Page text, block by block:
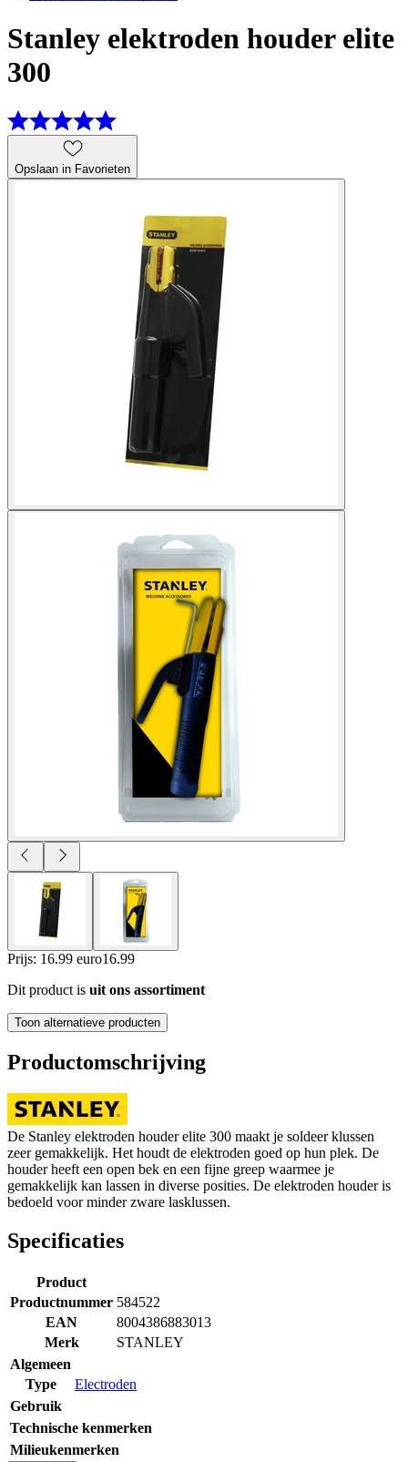
Stanley elektroden houder elite
300
Opslaan in Favorieten
Prijs: 16.99 euro16.99
Dit product is uit ons assortiment
Toon alternatieve producten
Productomschrijving
De Stanley elektroden houder elite 300 maakt je soldeer klussen
zeer gemakkelijk. Het houdt de elektroden goed op hun plek. De
houder heeft een open bek en een fijne greep waarmee je
gemakkelijk kan lassen in diverse posities. De elektroden houder is
bedoeld voor minder zware lasklussen.
Specificaties
Product
Productnummer 584522
EAN
8004386883013
Merk
STANLEY
Algemeen
Type
Electroden
Gebruik
Technische kenmerken
Milieukenmerken